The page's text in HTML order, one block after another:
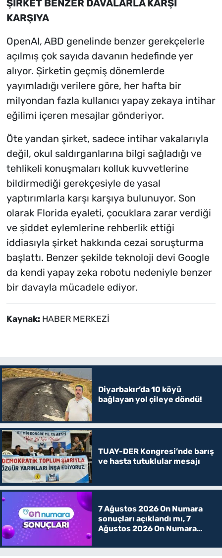
ŞİRKET BENZER DAVALARLA KARŞI
KARŞIYA
OpenAI, ABD genelinde benzer gerekçelerle
açılmış çok sayıda davanın hedefinde yer
alıyor. Şirketin geçmiş dönemlerde
yayımladığı verilere göre, her hafta bir
milyondan fazla kullanıcı yapay zekaya intihar
eğilimi içeren mesajlar gönderiyor.
Öte yandan şirket, sadece intihar vakalarıyla
değil, okul saldırganlarına bilgi sağladığı ve
tehlikeli konuşmaları kolluk kuvvetlerine
bildirmediği gerekçesiyle de yasal
yaptırımlarla karşı karşıya bulunuyor. Son
olarak Florida eyaleti, çocuklara zarar verdiği
ve şiddet eylemlerine rehberlik ettiği
iddiasıyla şirket hakkında cezai soruşturma
başlattı. Benzer şekilde teknoloji devi Google
da kendi yapay zeka robotu nedeniyle benzer
bir davayla mücadele ediyor.
Kaynak: HABER MERKEZİ
Diyarbakır’da 10 köyü
bağlayan yol çileye döndü!
TUAY-DER Kongresi’nde barış
ve hasta tutuklular mesajı
7 Ağustos 2026 On Numara
sonuçları açıklandı mı, 7
Ağustos 2026 On Numara